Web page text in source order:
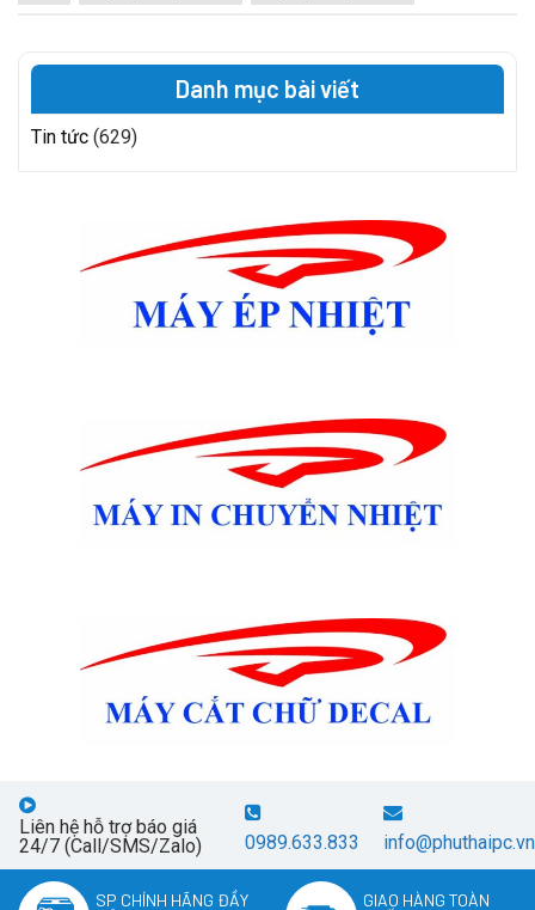
Danh mục bài viết
Tin tức (629)
Liên hệ hỗ trợ báo giá
24/7 (Call/SMS/Zalo)
0989.633.833 info@phuthaipc.vn
SP CHÍNH HÃNG ĐẦY
GIAO HÀNG TOÀN